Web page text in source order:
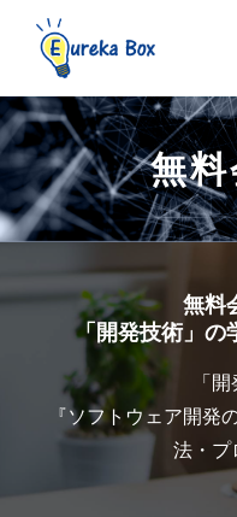
無
無料
「開発技術」の
「
『ソフトウェア開発
法・プ